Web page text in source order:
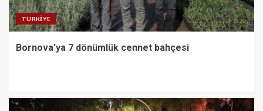
TÜRKIYE
Bornova’ya 7 dönümlük cennet bahçesi